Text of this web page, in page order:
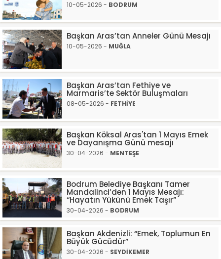
10-05-2026 - BODRUM
Başkan Aras’tan Anneler Günü Mesajı
10-05-2026 - MUĞLA
Başkan Aras’tan Fethiye ve
Marmaris’te Sektör Buluşmaları
08-05-2026 - FETHİYE
Başkan Köksal Aras'tan 1 Mayıs Emek
ve Dayanışma Günü mesajı
30-04-2026 - MENTEŞE
Bodrum Belediye Başkanı Tamer
Mandalinci’den 1 Mayıs Mesajı:
“Hayatın Yükünü Emek Taşır”
30-04-2026 - BODRUM
Başkan Akdenizli: “Emek, Toplumun En
Büyük Gücüdür”
30-04-2026 - SEYDİKEMER